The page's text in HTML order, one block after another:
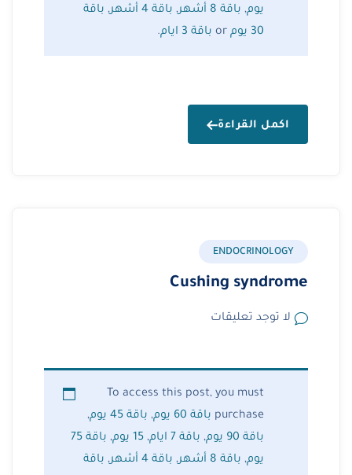
يوم, باقة 8 أشهر , باقة 4 أشهر , باقة
30 يوم
باقة 3 ايام .
اكمل القراءة
ENDOCRINOLOGY
Cushing syndrome
لا توجد تعليقات
To access this post, you must
purchase باقة 60 يوم , باقة 45 يوم
,
باقة 90 يوم
, باقة 7 ايام , 15 يوم ,
باقة 75
يوم, باقة 8 أشهر , باقة 4 أشهر , باقة